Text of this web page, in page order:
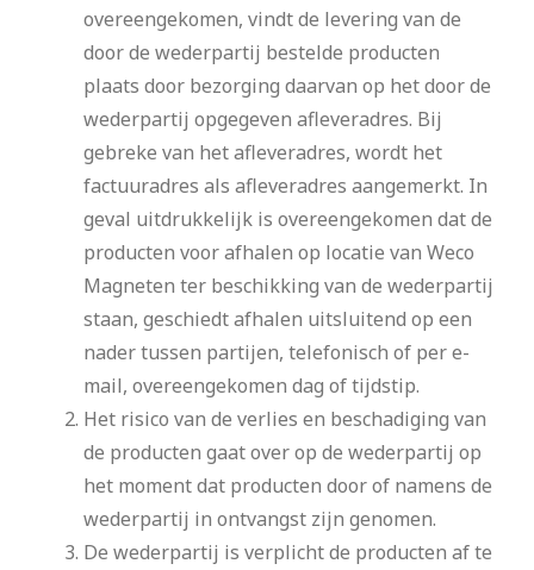
overeengekomen, vindt de levering van de
door de wederpartij bestelde producten
plaats door bezorging daarvan op het door de
wederpartij opgegeven afleveradres. Bij
gebreke van het afleveradres, wordt het
factuuradres als afleveradres aangemerkt. In
geval uitdrukkelijk is overeengekomen dat de
producten voor afhalen op locatie van Weco
Magneten ter beschikking van de wederpartij
staan, geschiedt afhalen uitsluitend op een
nader tussen partijen, telefonisch of per e-
mail, overeengekomen dag of tijdstip.
Het risico van de verlies en beschadiging van
de producten gaat over op de wederpartij op
het moment dat producten door of namens de
wederpartij in ontvangst zijn genomen.
De wederpartij is verplicht de producten af te